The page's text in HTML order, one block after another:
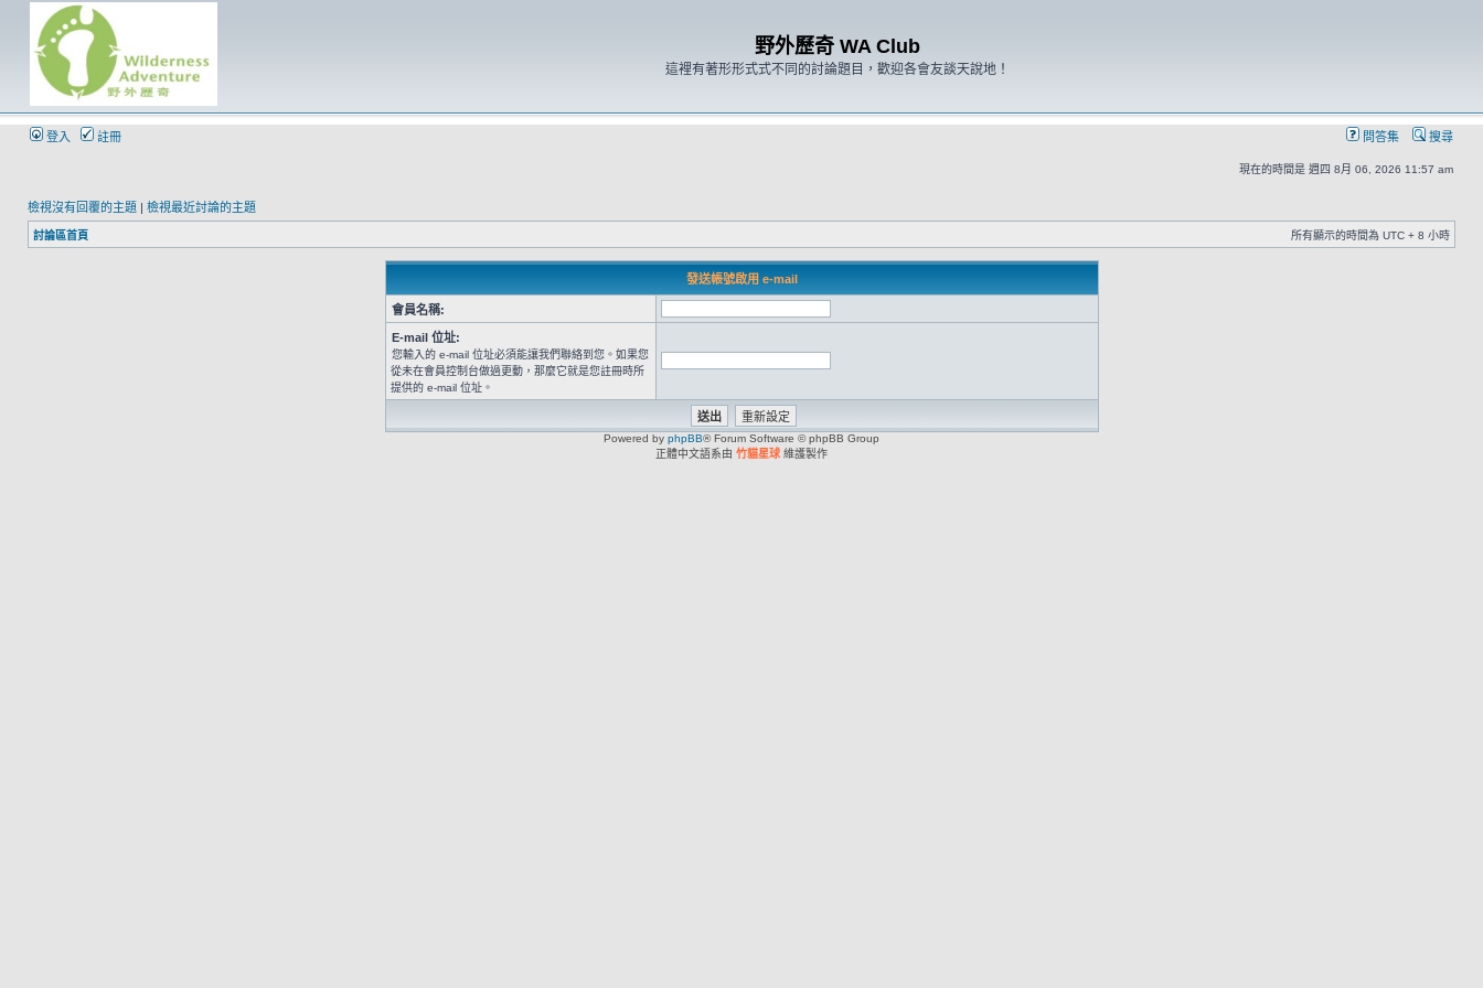
野外歷奇 WA Club
這裡有著形形式式不同的討論題目，歡迎各會友談天說地！
登入 註冊 問答集 搜尋
現在的時間是 週四 8月 06, 2026 11:57 am
檢視沒有回覆的主題 | 檢視最近討論的主題
討論區首頁 所有顯示的時間為 UTC + 8 小時
發送帳號啟用 e-mail
會員名稱:
E-mail 位址:
您輸入的 e-mail 位址必須能讓我們聯絡到您。如果您
從未在會員控制台做過更動，那麼它就是您註冊時所
提供的 e-mail 位址。
Powered by phpBB® Forum Software © phpBB Group
正體中文語系由 竹貓星球 維護製作